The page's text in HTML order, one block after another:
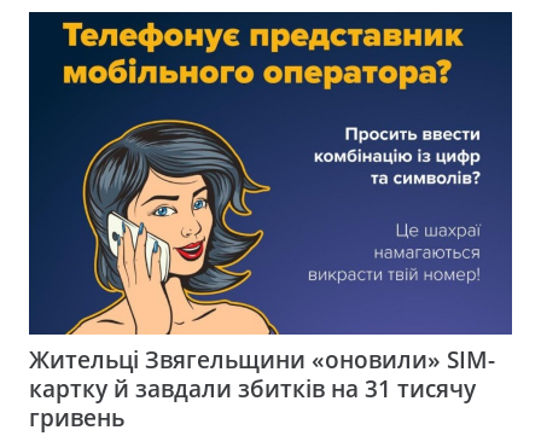
Жительці Звягельщини «оновили» SIM-
картку й завдали збитків на 31 тисячу
гривень